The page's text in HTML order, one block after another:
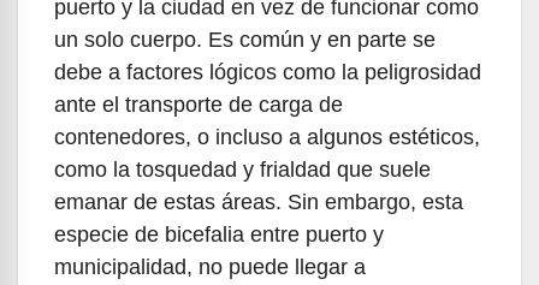
puerto y la ciudad en vez de funcionar como
un solo cuerpo. Es común y en parte se
debe a factores lógicos como la peligrosidad
ante el transporte de carga de
contenedores, o incluso a algunos estéticos,
como la tosquedad y frialdad que suele
emanar de estas áreas. Sin embargo, esta
especie de bicefalia entre puerto y
municipalidad, no puede llegar a